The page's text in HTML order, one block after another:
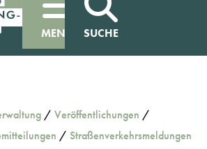
MENÜ SUCHE
/ Veröffentlichungen /
/ Straßenverkehrsmeldungen